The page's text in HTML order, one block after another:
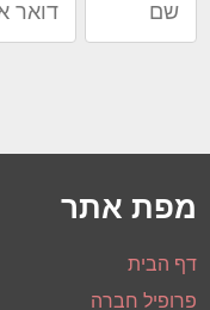
מפת אתר
דף הבית
פרופיל חברה